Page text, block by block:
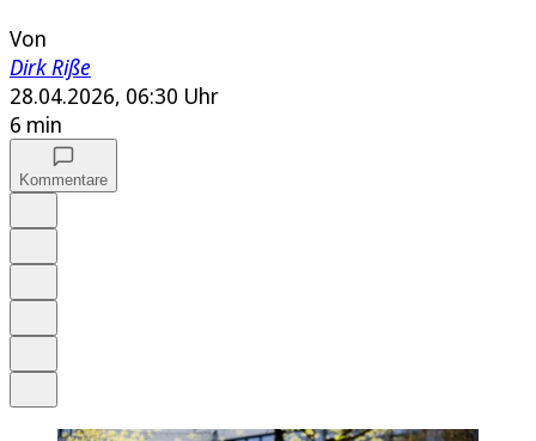
Von
Dirk Riße
28.04.2026, 06:30 Uhr
6 min
Kommentare